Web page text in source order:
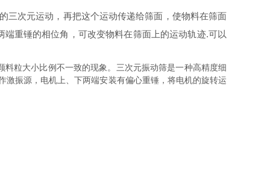
三次元运动，再把这个运动传递给筛面，使物料在筛面
重锤的相位角，可改变物料在筛面上的运动轨迹.可以
粒大小比例不一致的现象。三次元振动筛是一种高精度细
振源，电机上、下两端安装有偏心重锤，将电机的旋转运